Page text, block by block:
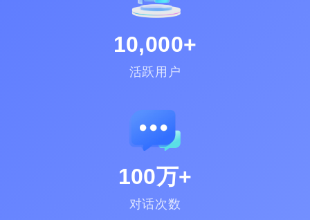
10,000+
活跃用户
100万+
对话次数